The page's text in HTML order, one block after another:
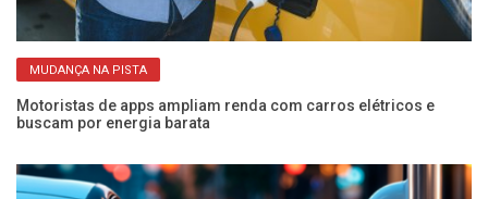
MUDANÇA NA PISTA
Motoristas de apps ampliam renda com carros elétricos e
buscam por energia barata